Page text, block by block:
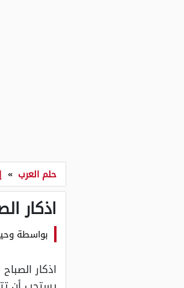
حلم العرب »
اذكار
بواسطة
اذكار